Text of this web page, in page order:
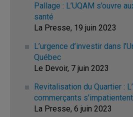
Pallage : L’UQAM s’ouvre
santé
La Presse, 19 juin 2023
L’urgence d’investir dans
Québec
Le Devoir, 7 juin 2023
Revitalisation du Quartier :
commerçants s’impatientent
La Presse, 6 juin 2023